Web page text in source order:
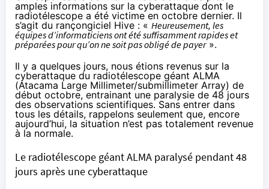
amples informations sur la cyberattaque dont le
radiotélescope a été victime en octobre dernier. Il
s’agit du rançongiciel Hive : « Heureusement, les
équipes d’informaticiens ont été suffisamment rapides et
préparées pour qu’on ne soit pas obligé de payer».
Il y a quelques jours, nous étions revenus sur la
cyberattaque du radiotélescope géant ALMA
(Atacama Large Millimeter/submillimeter Array) de
début octobre, entrainant une paralysie de 48 jours
des observations scientifiques. Sans entrer dans
tous les détails, rappelons seulement que, encore
aujourd’hui, la situation n’est pas totalement revenue
à la normale.
Le radiotélescope géant ALMA paralysé pendant 48
jours après une cyberattaque